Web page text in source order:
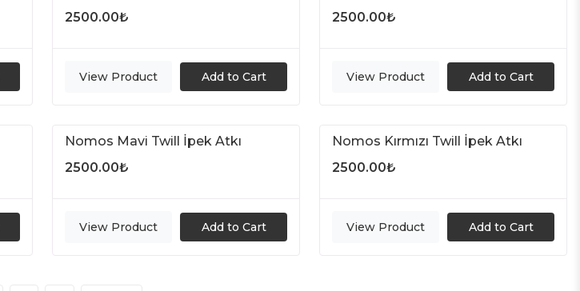
2500.00₺
View Product Add to Cart
2500.00₺
View Product Add to Cart
Nomos Mavi Twill İpek Atkı
2500.00₺
View Product Add to Cart
Nomos Kırmızı Twill İpek Atkı
2500.00₺
View Product Add to Cart